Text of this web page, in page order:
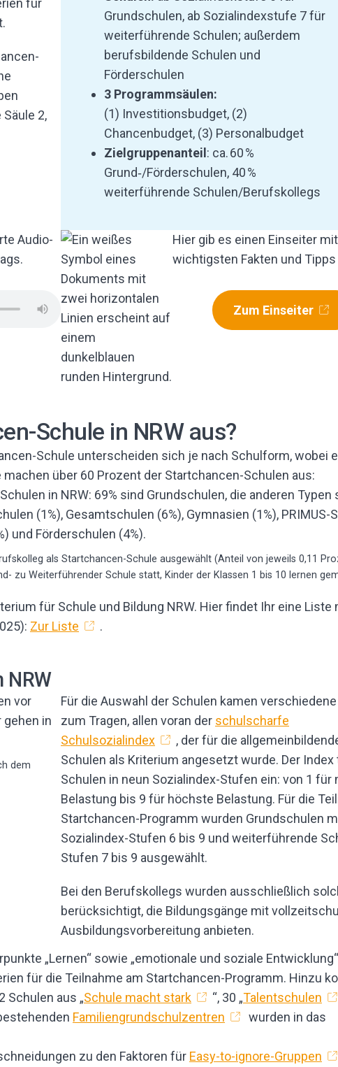
für
2,
Grundschulen, ab Sozialindexstufe 7 für
weiterführende Schulen; außerdem
berufsbildende Schulen und
Förderschulen
3 Programmsäulen:
(1) Investitionsbudget, (2)
Chancenbudget, (3) Personalbudget
Zielgruppenanteil : ca. 60 %
Grund‑/Förderschulen, 40 %
weiterführende Schulen/Berufskollegs
Audio-
Hier gib es einen Einseiter
wichtigsten Fakten und Tipps
Zum Einseiter
Schule in NRW aus?
Schule unterscheiden sich je nach Schulform, wobei
über 60 Prozent der Startchancen-Schulen aus:
als Startchancen-Schule ausgewählt (Anteil von jeweils 0,11
zu Weiterführender Schule statt, Kinder der Klassen 1 bis 10 lernen
für Schule und Bildung NRW. Hier findet Ihr eine Liste
Zur Liste .
NRW
dem
Für die Auswahl der Schulen kamen verschiedene
zum Tragen, allen voran der schulscharfe
Schulsozialindex
, der für die
Schulen als Kriterium angesetzt wurde. Der Index
Schulen in neun Sozialindex-Stufen ein: von 1 für
Belastung bis 9 für höchste Belastung. Für die
Startchancen-Programm wurden Grundschulen
Sozialindex-Stufen 6 bis 9 und weiterführende
Stufen 7 bis 9 ausgewählt.
Bei den Berufskollegs wurden ausschließlich
berücksichtigt, die Bildungsgänge mit
Ausbildungsvorbereitung anbieten.
„Lernen“ sowie „emotionale und soziale
für die Teilnahme am Startchancen-Programm. Hinzu
Schulen aus „Schule macht stark “, 30 „Talentschulen
Familiengrundschulzentren
wurden in das
zu den Faktoren für Easy-to-ignore-Gruppen